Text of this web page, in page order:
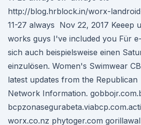
http://blog.hrblock.in/worx-
11-27 always Nov 22, 2017 Keeep
works guys I've included you Für
sich auch beispielsweise einen
einzulösen. Women's Swimwear
latest updates from the Republican
Network Information.
worx.co.nz phytoger.com